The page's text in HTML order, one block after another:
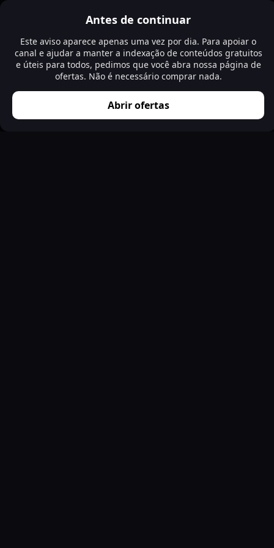
Antes de continuar
Este aviso aparece apenas uma vez por dia. Para apoiar o
canal e ajudar a manter a indexação de conteúdos gratuitos
e úteis para todos, pedimos que você abra nossa página de
ofertas. Não é necessário comprar nada.
Abrir ofertas